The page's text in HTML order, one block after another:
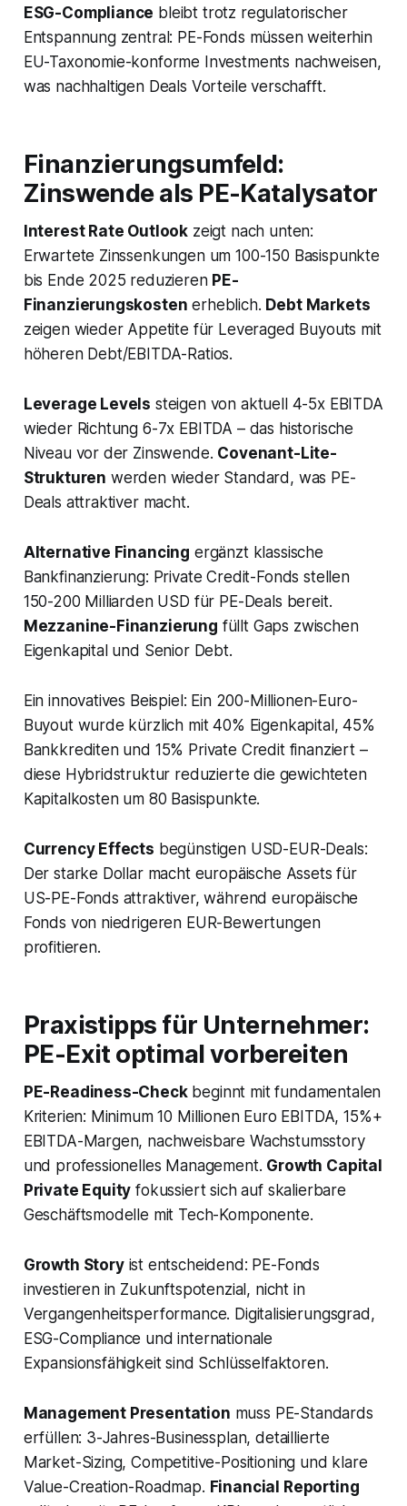
ESG-Compliance bleibt trotz regulatorischer
Entspannung zentral: PE-Fonds müssen weiterhin
EU-Taxonomie-konforme Investments nachweisen,
was nachhaltigen Deals Vorteile verschafft.
Finanzierungsumfeld:
Zinswende als PE-Katalysator
Interest Rate Outlook zeigt nach unten:
Erwartete Zinssenkungen um 100-150 Basispunkte
bis Ende 2025 reduzieren PE-
Finanzierungskosten erheblich. Debt Markets
zeigen wieder Appetite für Leveraged Buyouts mit
höheren Debt/EBITDA-Ratios.
Leverage Levels steigen von aktuell 4-5x EBITDA
wieder Richtung 6-7x EBITDA – das historische
Niveau vor der Zinswende. Covenant-Lite-
Strukturen werden wieder Standard, was PE-
Deals attraktiver macht.
Alternative Financing ergänzt klassische
Bankfinanzierung: Private Credit-Fonds stellen
150-200 Milliarden USD für PE-Deals bereit.
Mezzanine-Finanzierung füllt Gaps zwischen
Eigenkapital und Senior Debt.
Ein innovatives Beispiel: Ein 200-Millionen-Euro-
Buyout wurde kürzlich mit 40% Eigenkapital, 45%
Bankkrediten und 15% Private Credit finanziert –
diese Hybridstruktur reduzierte die gewichteten
Kapitalkosten um 80 Basispunkte.
Currency Effects begünstigen USD-EUR-Deals:
Der starke Dollar macht europäische Assets für
US-PE-Fonds attraktiver, während europäische
Fonds von niedrigeren EUR-Bewertungen
profitieren.
Praxistipps für Unternehmer:
PE-Exit optimal vorbereiten
PE-Readiness-Checkbeginnt mit fundamentalen
Kriterien: Minimum 10 Millionen Euro EBITDA, 15%+
EBITDA-Margen, nachweisbare Wachstumsstory
und professionelles Management. Growth Capital
Private Equity fokussiert sich auf skalierbare
Geschäftsmodelle mit Tech-Komponente.
Growth Storyist entscheidend: PE-Fonds
investieren in Zukunftspotenzial, nicht in
Vergangenheitsperformance. Digitalisierungsgrad,
ESG-Compliance und internationale
Expansionsfähigkeit sind Schlüsselfaktoren.
Management Presentation muss PE-Standards
erfüllen: 3-Jahres-Businessplan, detaillierte
Market-Sizing, Competitive-Positioning und klare
Value-Creation-Roadmap. Financial Reporting